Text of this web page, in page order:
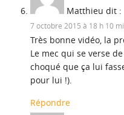
Matthieu dit :
7 octobre 2015 à 18 h 10
Très bonne vidéo, la
Le mec qui se verse
choqué que ça lui
pour lui !).
Répondre